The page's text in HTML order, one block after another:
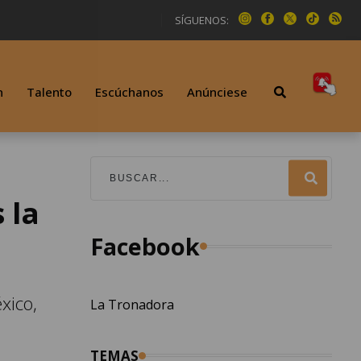
SÍGUENOS:
Talento Escúchanos Anúnciese
la
Facebook
La Tronadora
TEMAS